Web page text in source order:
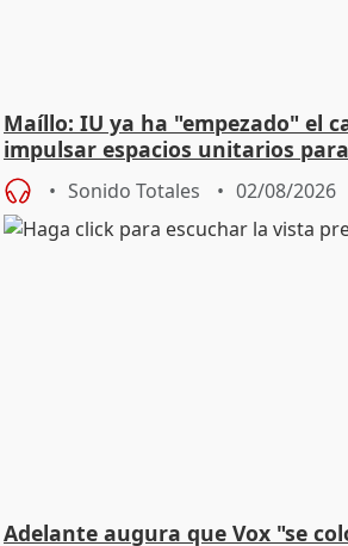
Maíllo: IU ya ha "empezado" el
impulsar espacios unitarios
Sonido Totales 02/08/2026
Adelante augura que Vox "se